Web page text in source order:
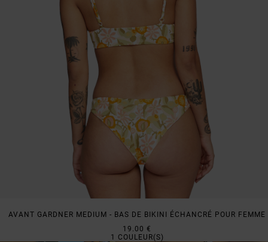
AVANT GARDNER MEDIUM - BAS DE BIKINI ÉCHANCRÉ POUR FEMME
19.00 €
1
COULEUR(S)